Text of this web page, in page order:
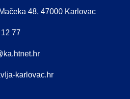
48, 47000 Karlovac
77
karlovac.hr